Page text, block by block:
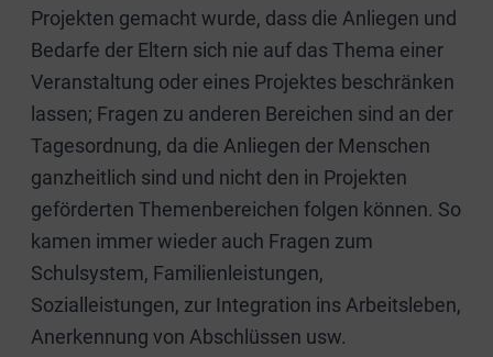
Projekten gemacht wurde, dass die Anliegen und
Bedarfe der Eltern sich nie auf das Thema einer
Veranstaltung oder eines Projektes beschränken
lassen; Fragen zu anderen Bereichen sind an der
Tagesordnung, da die Anliegen der Menschen
ganzheitlich sind und nicht den in Projekten
geförderten Themenbereichen folgen können. So
kamen immer wieder auch Fragen zum
Schulsystem, Familienleistungen,
Sozialleistungen, zur Integration ins Arbeitsleben,
Anerkennung von Abschlüssen usw.